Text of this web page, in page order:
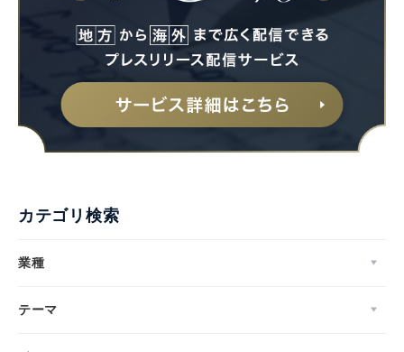
カテゴリ検索
業種
テーマ